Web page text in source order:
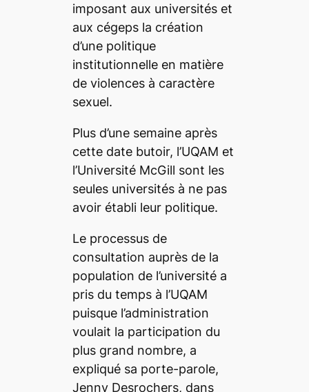
imposant aux universités et
aux cégeps la création
d’une politique
institutionnelle en matière
de violences à caractère
sexuel.
Plus d’une semaine après
cette date butoir, l’UQAM et
l’Université McGill sont les
seules universités à ne pas
avoir établi leur politique.
Le processus de
consultation auprès de la
population de l’université a
pris du temps à l’UQAM
puisque l’administration
voulait la participation du
plus grand nombre, a
expliqué sa porte-parole,
Jenny Desrochers, dans